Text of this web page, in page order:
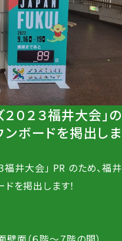
０２３福井大会」の
ボードを掲出しま
福井大会」 PR のため、福井
を掲出します！